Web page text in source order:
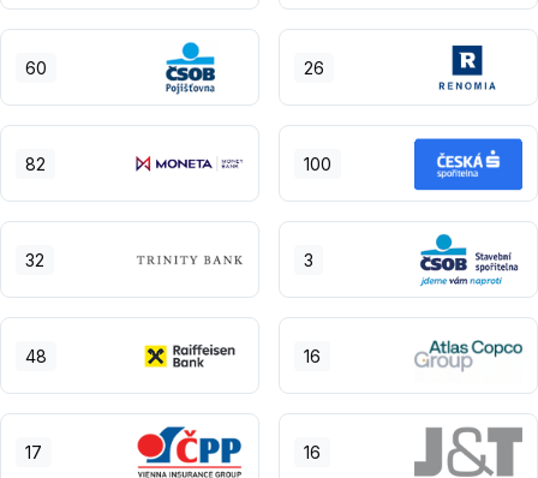
60 26
82 100
32 3
48 16
17 16